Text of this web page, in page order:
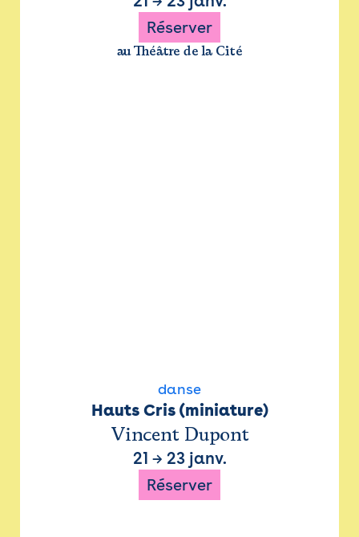
Réserver
au Théâtre de la Cité
danse
Hauts Cris (miniature)
Vincent Dupont
21 → 23 janv.
Réserver